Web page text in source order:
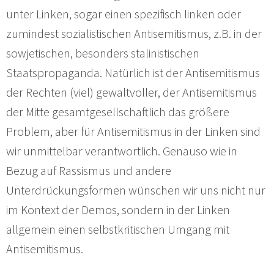
unter Linken, sogar einen spezifisch linken oder
zumindest sozialistischen Antisemitismus, z.B. in der
sowjetischen, besonders stalinistischen
Staatspropaganda. Natürlich ist der Antisemitismus
der Rechten (viel) gewaltvoller, der Antisemitismus
der Mitte gesamtgesellschaftlich das größere
Problem, aber für Antisemitismus in der Linken sind
wir unmittelbar verantwortlich. Genauso wie in
Bezug auf Rassismus und andere
Unterdrückungsformen wünschen wir uns nicht nur
im Kontext der Demos, sondern in der Linken
allgemein einen selbstkritischen Umgang mit
Antisemitismus.